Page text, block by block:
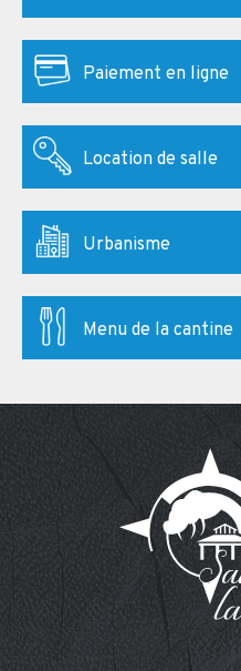
Paiement en ligne
Location de salle
Urbanisme
Menu de la cantine